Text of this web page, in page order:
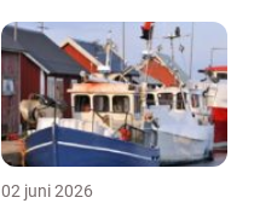
02 juni 2026